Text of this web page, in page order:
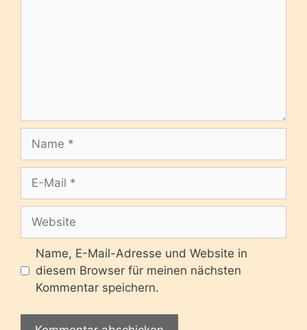
Name
Website
Name, E-Mail-Adresse und Website in
diesem Browser für meinen nächsten
Kommentar speichern.